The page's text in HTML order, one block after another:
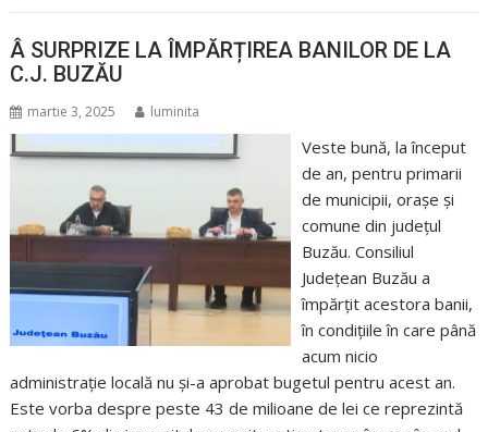
Â SURPRIZE LA ÎMPĂRȚIREA BANILOR DE LA
C.J. BUZĂU
martie 3, 2025 luminita
Veste bună, la început
de an, pentru primarii
de municipii, orașe și
comune din județul
Buzău. Consiliul
Județean Buzău a
împărțit acestora banii,
în condițiile în care până
acum nicio
administrație locală nu și-a aprobat bugetul pentru acest an.
Este vorba despre peste 43 de milioane de lei ce reprezintă